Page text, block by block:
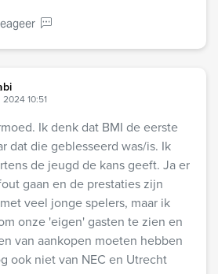
10:51
Ik denk dat BMI de eerste
dat die geblesseerd was/is. Ik
de jeugd de kans geeft. Ja er
gaan en de prestaties zijn
veel jonge spelers, maar ik
onze 'eigen' gasten te zien en
van aankopen moeten hebben
ook niet van NEC en Utrecht